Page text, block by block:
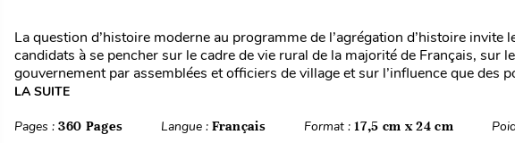
La question d’histoire moderne au programme de l’agrégation d’histoire invite
candidats à se pencher sur le cadre de vie rural de la majorité de Français, sur
gouvernement par assemblées et officiers de village et sur l’influence que des
LA SUITE
Pages : 360 Pages Langue : Français Format :17,5 cm x 24 cm